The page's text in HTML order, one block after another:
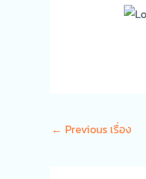
← Previous เรื่อง